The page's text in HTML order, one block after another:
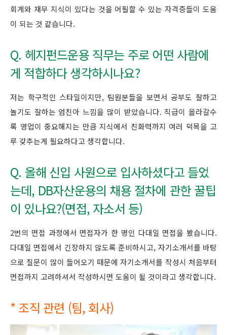
회계와 재무 지식이 있다는 것을 어필할 수 있는 자격증들이 도움
이 되는 것 같습니다.
Q. 헤지펀드운용 직무는 주로 어떤 사람에
게 적합하다 생각하시나요?
저는 학구적인 스타일이지만, 팀원분들을 보면서 공부도 잘하고
놀기도 잘하는 엄친아 느낌을 많이 받았습니다. 직급이 올라갈수
록 영업이 중요해지는 만큼 지식에서 친화력까지 여러 덕목을 고
루 갖추는게 필요하다고 생각합니다.
Q. 올해 신입 사원으로 입사하셨다고 들었
는데, DB자산운용의 채용 절차에 관한 꿀팁
이 있나요?(면접, 자소서 등)
2번의 면접 과정에서 면접자가 한 명인 다대일 면접을 봤습니다.
다대일 면접에서 긴장하지 않도록 준비하시고, 자기소개서를 바탕
으로 질문이 많이 들어오기 때문에 자기소개서를 작성시 처음부터
면접까지 고려하셔서 작성하시면 도움이 될 것이라고 생각합니다.
* 조직 관련 (팀, 회사)